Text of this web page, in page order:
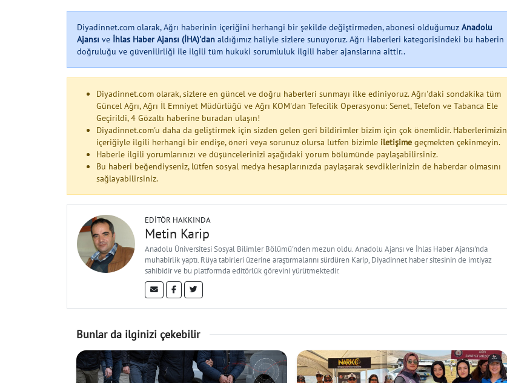
Diyadinnet.com olarak, Ağrı haberinin içeriğini herhangi bir şekilde değiştirmeden, abonesi olduğumuz Anadolu
Ajansı ve İhlas Haber Ajansı (İHA)'dan aldığımız haliyle sizlere sunuyoruz. Ağrı Haberleri kategorisindeki bu haberin
doğruluğu ve güvenilirliği ile ilgili tüm hukuki sorumluluk ilgili haber ajanslarına aittir..
Diyadinnet.com olarak, sizlere en güncel ve doğru haberleri sunmayı ilke ediniyoruz. Ağrı'daki sondakika tüm
Güncel Ağrı, Ağrı İl Emniyet Müdürlüğü ve Ağrı KOM'dan Tefecilik Operasyonu: Senet, Telefon ve Tabanca Ele
Geçirildi, 4 Gözaltı haberine buradan ulaşın!
Diyadinnet.com'u daha da geliştirmek için sizden gelen geri bildirimler bizim için çok önemlidir. Haberlerimizin
içeriğiyle ilgili herhangi bir endişe, öneri veya sorunuz olursa lütfen bizimle iletişime geçmekten çekinmeyin.
Haberle ilgili yorumlarınızı ve düşüncelerinizi aşağıdaki yorum bölümünde paylaşabilirsiniz.
Bu haberi beğendiyseniz, lütfen sosyal medya hesaplarınızda paylaşarak sevdiklerinizin de haberdar olmasını
sağlayabilirsiniz.
EDITÖR HAKKINDA
Metin Karip
Anadolu Üniversitesi Sosyal Bilimler Bölümü'nden mezun oldu. Anadolu Ajansı ve İhlas Haber Ajansı'nda
muhabirlik yaptı. Rüya tabirleri üzerine araştırmalarını sürdüren Karip, Diyadinnet haber sitesinin de imtiyaz
sahibidir ve bu platformda editörlük görevini yürütmektedir.
Bunlar da ilginizi çekebilir